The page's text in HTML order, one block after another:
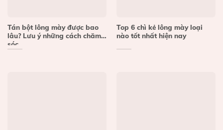
Tán bột lông mày được bao
lâu? Lưu ý những cách chăm
sóc
Top 6 chì kẻ lông mày loại
nào tốt nhất hiện nay